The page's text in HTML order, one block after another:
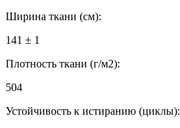
Ширина ткани (см):
141 ± 1
Плотность ткани (г/м2):
504
Устойчивость к истиранию (циклы):